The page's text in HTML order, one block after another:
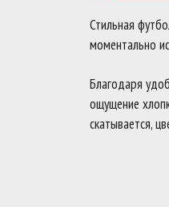
Стильная
моментально
Благодаря
ощущение
скатывается,